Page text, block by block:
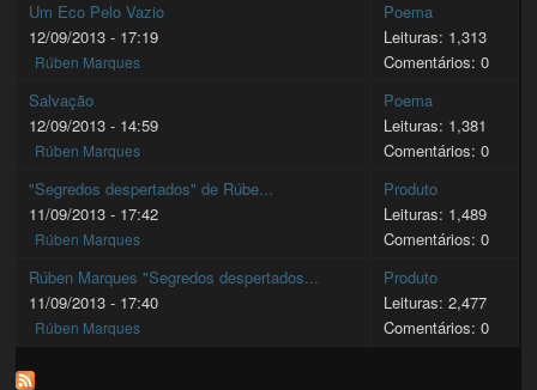
Um Eco Pelo Vazio
12/09/2013 - 17:19
Rúben Marques
Poema
Leituras: 1,313
Comentários: 0
Salvação
12/09/2013 - 14:59
Rúben Marques
Poema
Leituras: 1,381
Comentários: 0
"Segredos despertados" de Rúbe...
11/09/2013 - 17:42
Rúben Marques
Produto
Leituras: 1,489
Comentários: 0
Rúben Marques "Segredos despertados...
11/09/2013 - 17:40
Rúben Marques
Produto
Leituras: 2,477
Comentários: 0